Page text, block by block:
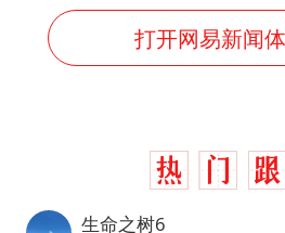
打开网易新闻
生命之树6